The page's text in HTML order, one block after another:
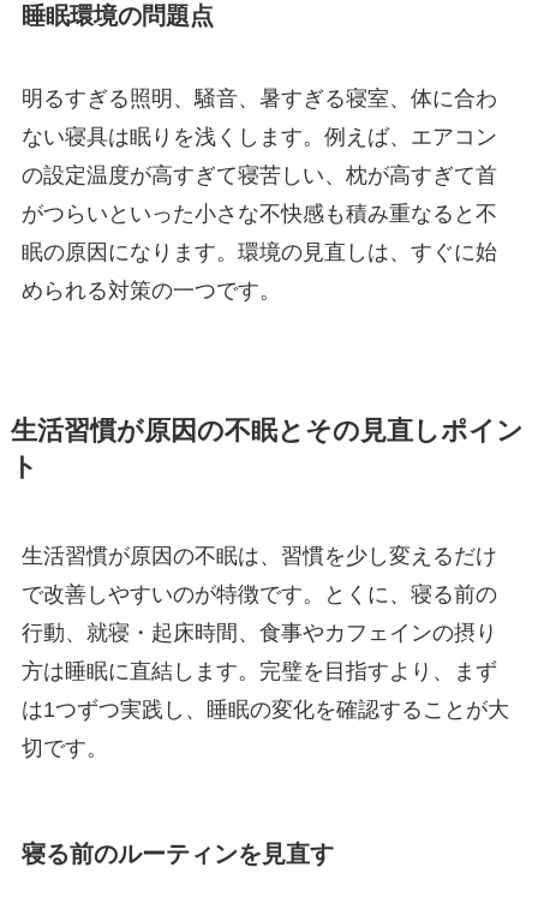
睡眠環境の問題点
明るすぎる照明、騒音、暑すぎる寝室、体に合わ
ない寝具は眠りを浅くします。例えば、エアコン
の設定温度が高すぎて寝苦しい、枕が高すぎて首
がつらいといった小さな不快感も積み重なると不
眠の原因になります。環境の見直しは、すぐに始
められる対策の一つです。
生活習慣が原因の不眠とその見直しポイン
ト
生活習慣が原因の不眠は、習慣を少し変えるだけ
で改善しやすいのが特徴です。とくに、寝る前の
行動、就寝・起床時間、食事やカフェインの摂り
方は睡眠に直結します。完璧を目指すより、まず
は1つずつ実践し、睡眠の変化を確認することが大
切です。
寝る前のルーティンを見直す